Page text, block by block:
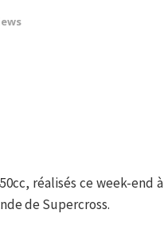
réalisés ce week-end à
de Supercross.